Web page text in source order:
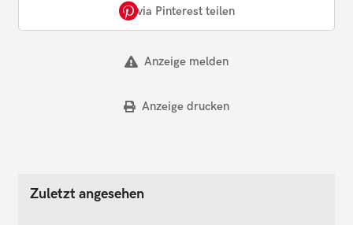
via Pinterest teilen
Anzeige melden
Anzeige drucken
Zuletzt angesehen